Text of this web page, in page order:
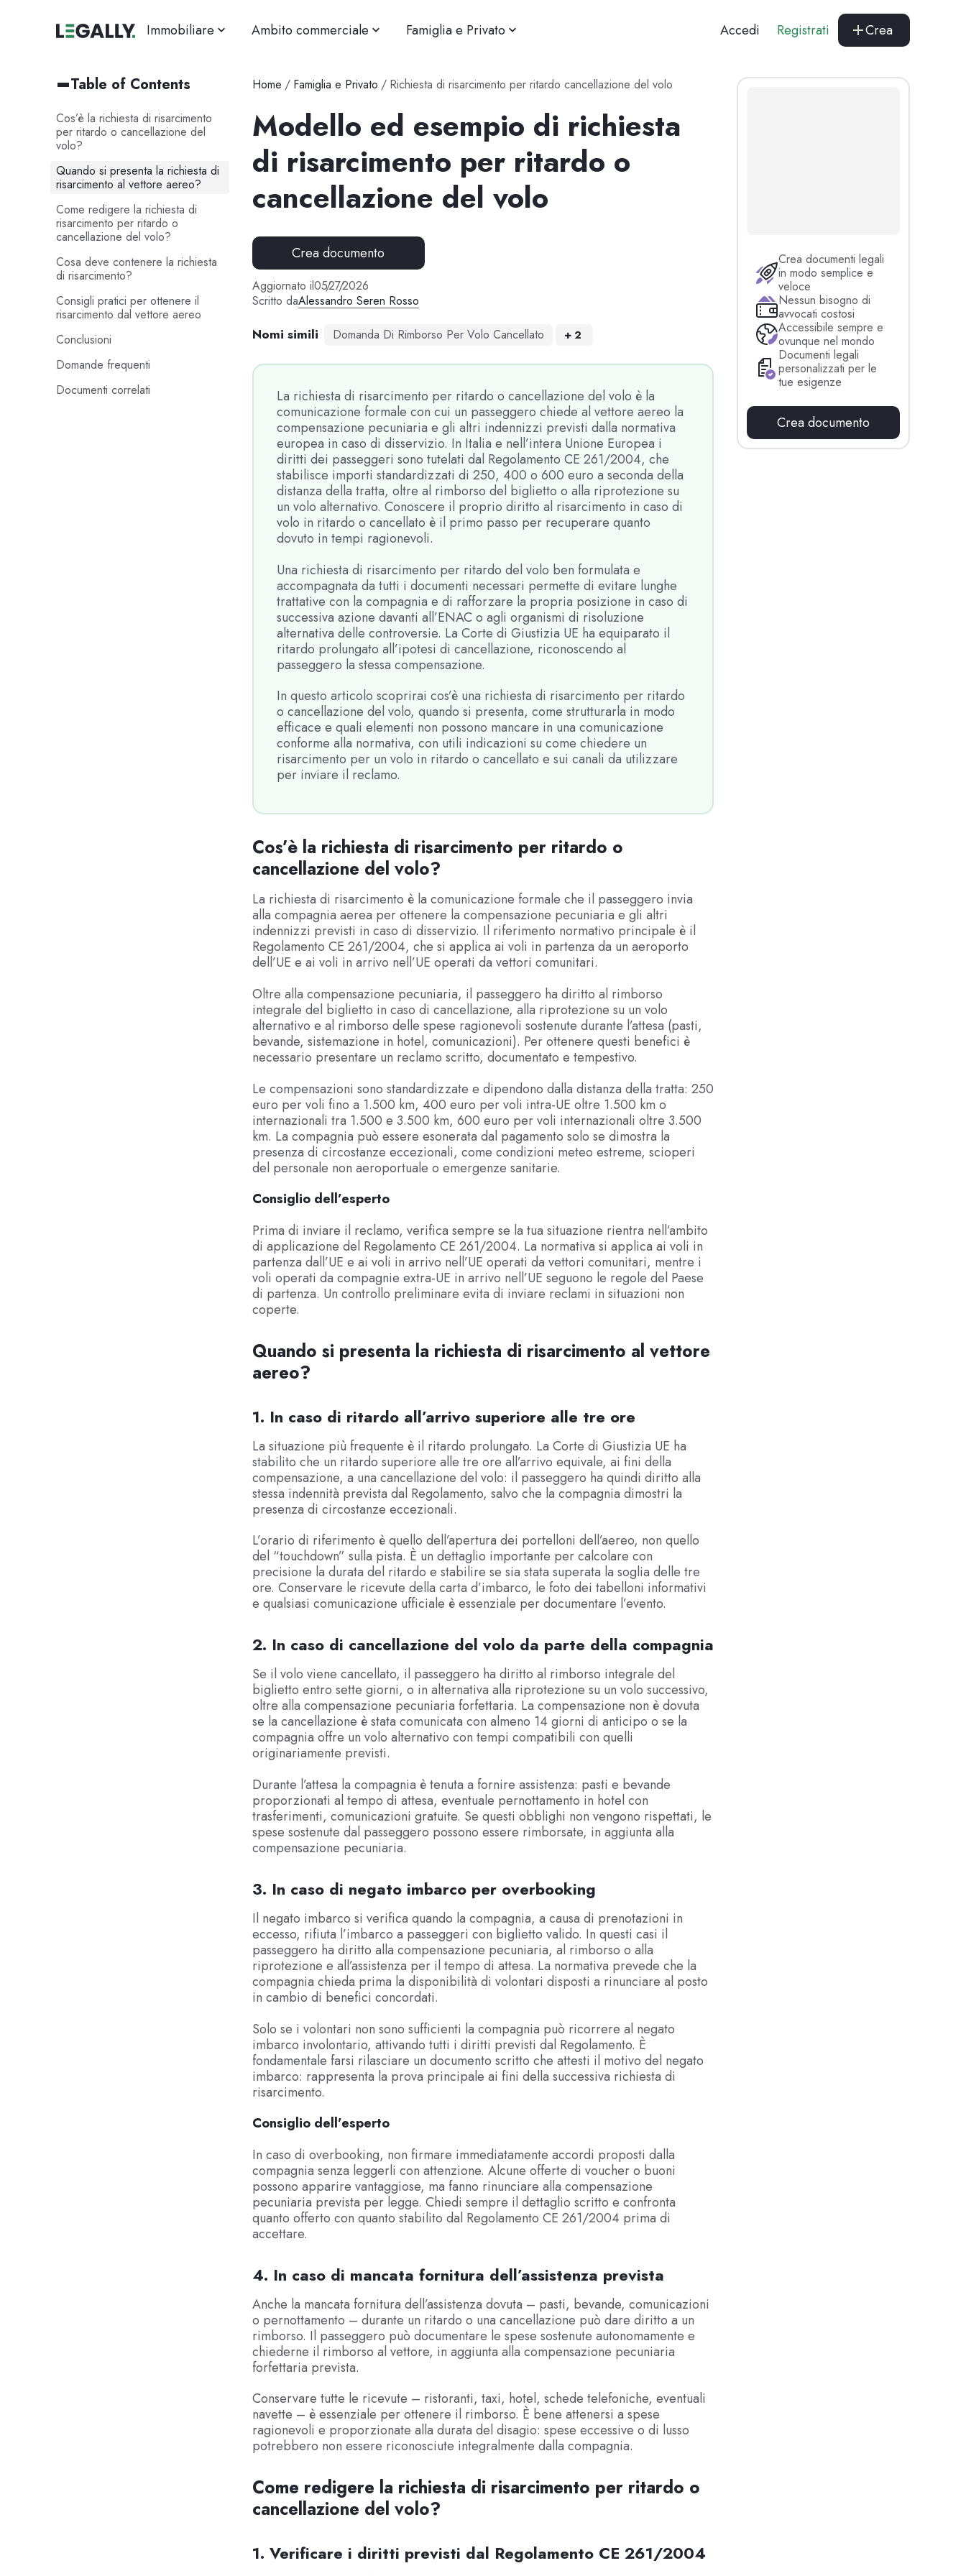
Immobiliare Ambito commerciale Famiglia e Privato Accedi Registrati Crea
Home / Famiglia e Privato / Richiesta di risarcimento per ritardo cancellazione del volo
Modello ed esempio di richiesta
di risarcimento per ritardo o
cancellazione del volo
Crea documento
Aggiornato il05/27/2026
Scritto daAlessandro Seren Rosso
Nomi simili Domanda Di Rimborso Per Volo Cancellato +2
Crea documenti legali
in modo semplice e
veloce
Nessun bisogno di
avvocati costosi
Accessibile sempre e
ovunque nel mondo
Documenti legali
personalizzati per le
tue esigenze
Crea documento
La richiesta di risarcimento per ritardo o cancellazione del volo è la
comunicazione formale con cui un passeggero chiede al vettore aereo la
compensazione pecuniaria e gli altri indennizzi previsti dalla normativa
europea in caso di disservizio. In Italia e nell’intera Unione Europea i
diritti dei passeggeri sono tutelati dal Regolamento CE 261/2004, che
stabilisce importi standardizzati di 250, 400 o 600 euro a seconda della
distanza della tratta, oltre al rimborso del biglietto o alla riprotezione su
un volo alternativo. Conoscere il proprio diritto al risarcimento in caso di
volo in ritardo o cancellato è il primo passo per recuperare quanto
dovuto in tempi ragionevoli.
Una richiesta di risarcimento per ritardo del volo ben formulata e
accompagnata da tutti i documenti necessari permette di evitare lunghe
trattative con la compagnia e di rafforzare la propria posizione in caso di
successiva azione davanti all’ENAC o agli organismi di risoluzione
alternativa delle controversie. La Corte di Giustizia UE ha equiparato il
ritardo prolungato all’ipotesi di cancellazione, riconoscendo al
passeggero la stessa compensazione.
In questo articolo scoprirai cos’è una richiesta di risarcimento per ritardo
o cancellazione del volo, quando si presenta, come strutturarla in modo
efficace e quali elementi non possono mancare in una comunicazione
conforme alla normativa, con utili indicazioni su come chiedere un
risarcimento per un volo in ritardo o cancellato e sui canali da utilizzare
per inviare il reclamo.
Table of Contents
Cos’è la richiesta di risarcimento
per ritardo o cancellazione del
volo?
Quando si presenta la richiesta di
risarcimento al vettore aereo?
Come redigere la richiesta di
risarcimento per ritardo o
cancellazione del volo?
Cosa deve contenere la richiesta
di risarcimento?
Consigli pratici per ottenere il
risarcimento dal vettore aereo
Conclusioni
Domande frequenti
Documenti correlati
Cos’è la richiesta di risarcimento per ritardo o
cancellazione del volo?
La richiesta di risarcimento è la comunicazione formale che il passeggero invia
alla compagnia aerea per ottenere la compensazione pecuniaria e gli altri
indennizzi previsti in caso di disservizio. Il riferimento normativo principale è il
Regolamento CE 261/2004, che si applica ai voli in partenza da un aeroporto
dell’UE e ai voli in arrivo nell’UE operati da vettori comunitari.
Oltre alla compensazione pecuniaria, il passeggero ha diritto al rimborso
integrale del biglietto in caso di cancellazione, alla riprotezione su un volo
alternativo e al rimborso delle spese ragionevoli sostenute durante l’attesa (pasti,
bevande, sistemazione in hotel, comunicazioni). Per ottenere questi benefici è
necessario presentare un reclamo scritto, documentato e tempestivo.
Le compensazioni sono standardizzate e dipendono dalla distanza della tratta: 250
euro per voli fino a 1.500 km, 400 euro per voli intra-UE oltre 1.500 km o
internazionali tra 1.500 e 3.500 km, 600 euro per voli internazionali oltre 3.500
km. La compagnia può essere esonerata dal pagamento solo se dimostra la
presenza di circostanze eccezionali, come condizioni meteo estreme, scioperi
del personale non aeroportuale o emergenze sanitarie.
Consiglio dell’esperto
Prima di inviare il reclamo, verifica sempre se la tua situazione rientra nell’ambito
di applicazione del Regolamento CE 261/2004. La normativa si applica ai voli in
partenza dall’UE e ai voli in arrivo nell’UE operati da vettori comunitari, mentre i
voli operati da compagnie extra-UE in arrivo nell’UE seguono le regole del Paese
di partenza. Un controllo preliminare evita di inviare reclami in situazioni non
coperte.
Quando si presenta la richiesta di risarcimento al vettore
aereo?
1. In caso di ritardo all’arrivo superiore alle tre ore
La situazione più frequente è il ritardo prolungato. La Corte di Giustizia UE ha
stabilito che un ritardo superiore alle tre ore all’arrivo equivale, ai fini della
compensazione, a una cancellazione del volo: il passeggero ha quindi diritto alla
stessa indennità prevista dal Regolamento, salvo che la compagnia dimostri la
presenza di circostanze eccezionali.
L’orario di riferimento è quello dell’apertura dei portelloni dell’aereo, non quello
del “touchdown” sulla pista. È un dettaglio importante per calcolare con
precisione la durata del ritardo e stabilire se sia stata superata la soglia delle tre
ore. Conservare le ricevute della carta d’imbarco, le foto dei tabelloni informativi
e qualsiasi comunicazione ufficiale è essenziale per documentare l’evento.
2. In caso di cancellazione del volo da parte della compagnia
Se il volo viene cancellato, il passeggero ha diritto al rimborso integrale del
biglietto entro sette giorni, o in alternativa alla riprotezione su un volo successivo,
oltre alla compensazione pecuniaria forfettaria. La compensazione non è dovuta
se la cancellazione è stata comunicata con almeno 14 giorni di anticipo o se la
compagnia offre un volo alternativo con tempi compatibili con quelli
originariamente previsti.
Durante l’attesa la compagnia è tenuta a fornire assistenza: pasti e bevande
proporzionati al tempo di attesa, eventuale pernottamento in hotel con
trasferimenti, comunicazioni gratuite. Se questi obblighi non vengono rispettati, le
spese sostenute dal passeggero possono essere rimborsate, in aggiunta alla
compensazione pecuniaria.
3. In caso di negato imbarco per overbooking
Il negato imbarco si verifica quando la compagnia, a causa di prenotazioni in
eccesso, rifiuta l’imbarco a passeggeri con biglietto valido. In questi casi il
passeggero ha diritto alla compensazione pecuniaria, al rimborso o alla
riprotezione e all’assistenza per il tempo di attesa. La normativa prevede che la
compagnia chieda prima la disponibilità di volontari disposti a rinunciare al posto
in cambio di benefici concordati.
Solo se i volontari non sono sufficienti la compagnia può ricorrere al negato
imbarco involontario, attivando tutti i diritti previsti dal Regolamento. È
fondamentale farsi rilasciare un documento scritto che attesti il motivo del negato
imbarco: rappresenta la prova principale ai fini della successiva richiesta di
risarcimento.
Consiglio dell’esperto
In caso di overbooking, non firmare immediatamente accordi proposti dalla
compagnia senza leggerli con attenzione. Alcune offerte di voucher o buoni
possono apparire vantaggiose, ma fanno rinunciare alla compensazione
pecuniaria prevista per legge. Chiedi sempre il dettaglio scritto e confronta
quanto offerto con quanto stabilito dal Regolamento CE 261/2004 prima di
accettare.
4. In caso di mancata fornitura dell’assistenza prevista
Anche la mancata fornitura dell’assistenza dovuta – pasti, bevande, comunicazioni
o pernottamento – durante un ritardo o una cancellazione può dare diritto a un
rimborso. Il passeggero può documentare le spese sostenute autonomamente e
chiederne il rimborso al vettore, in aggiunta alla compensazione pecuniaria
forfettaria prevista.
Conservare tutte le ricevute – ristoranti, taxi, hotel, schede telefoniche, eventuali
navette – è essenziale per ottenere il rimborso. È bene attenersi a spese
ragionevoli e proporzionate alla durata del disagio: spese eccessive o di lusso
potrebbero non essere riconosciute integralmente dalla compagnia.
Come redigere la richiesta di risarcimento per ritardo o
cancellazione del volo?
1. Verificare i diritti previsti dal Regolamento CE 261/2004